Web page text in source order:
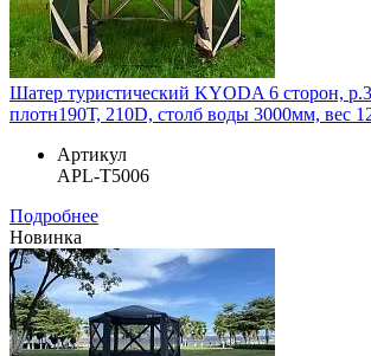
Шатер туристический KYODA 6 сторон,
плотн190Т, 210D, столб воды 3000мм, вес
Артикул
APL-T5006
Подробнее
Новинка